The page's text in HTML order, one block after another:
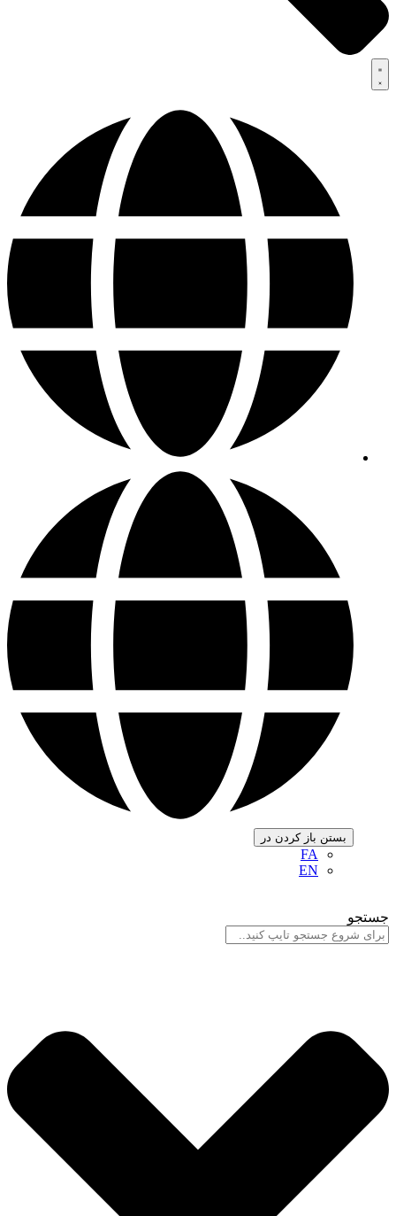
بستن باز کردن در
FA
EN
جستجو